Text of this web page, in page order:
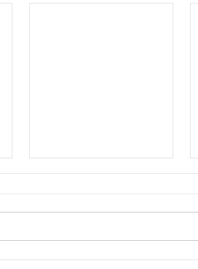
２０２６年４月にじのはしお